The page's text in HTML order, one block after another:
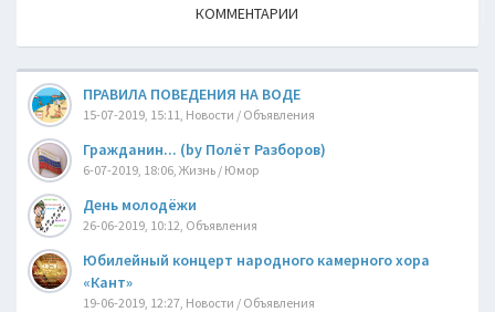
КОММЕНТАРИИ
ПРАВИЛА ПОВЕДЕНИЯ НА ВОДЕ
15-07-2019, 15:11, Новости / Объявления
Гражданин... (by Полёт Разборов)
6-07-2019, 18:06, Жизнь / Юмор
День молодёжи
26-06-2019, 10:12, Объявления
Юбилейный концерт народного камерного хора
«Кант»
19-06-2019, 12:27, Новости / Объявления